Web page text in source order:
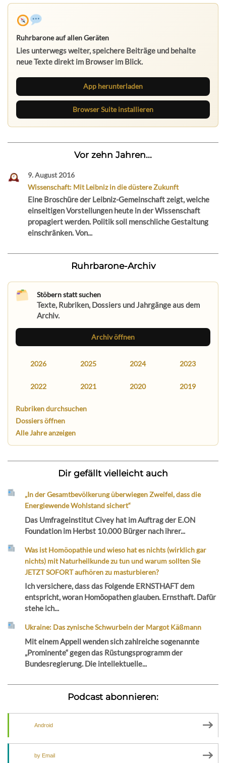
Ruhrbarone auf allen Geräten
Lies unterwegs weiter, speichere Beiträge und behalte
neue Texte direkt im Browser im Blick.
App herunterladen
Browser Suite installieren
Vor zehn Jahren...
9. August 2016
Wissenschaft: Mit Leibniz in die düstere Zukunft
Eine Broschüre der Leibniz-Gemeinschaft zeigt, welche
einseitigen Vorstellungen heute in der Wissenschaft
propagiert werden. Politik soll menschliche Gestaltung
einschränken. Von...
Ruhrbarone-Archiv
Stöbern statt suchen
Texte, Rubriken, Dossiers und Jahrgänge aus dem
Archiv.
Archiv öffnen
2026 2025 2024 2023
2022 2021 2020 2019
Rubriken durchsuchen
Dossiers öffnen
Alle Jahre anzeigen
Dir gefällt vielleicht auch
„In der Gesamtbevölkerung überwiegen Zweifel, dass die
Energiewende Wohlstand sichert“
Das Umfrageinstitut Civey hat im Auftrag der E.ON
Foundation im Herbst 10.000 Bürger nach ihrer...
Was ist Homöopathie und wieso hat es nichts (wirklich gar
nichts) mit Naturheilkunde zu tun und warum sollten Sie
JETZT SOFORT aufhören zu masturbieren?
Ich versichere, dass das Folgende ERNSTHAFT dem
entspricht, woran Homöopathen glauben. Ernsthaft. Dafür
stehe ich...
Ukraine: Das zynische Schwurbeln der Margot Käßmann
Mit einem Appell wenden sich zahlreiche sogenannte
„Prominente“ gegen das Rüstungsprogramm der
Bundesregierung. Die intellektuelle...
Podcast abonnieren:
Android
by Email